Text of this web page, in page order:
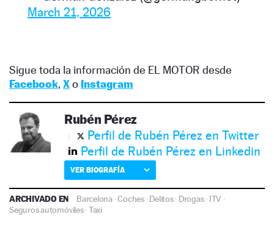
March 21, 2026
Sigue toda la información de EL MOTOR desde
Facebook, Xo Instagram
Rubén Pérez
Perfil de Rubén Pérez en Twitter
Perfil de Rubén Pérez en Linkedin
VER BIOGRAFÍA
ARCHIVADO EN Barcelona·Coches·Delitos· Drogas· ITV ·
Seguros automóviles·Taxi